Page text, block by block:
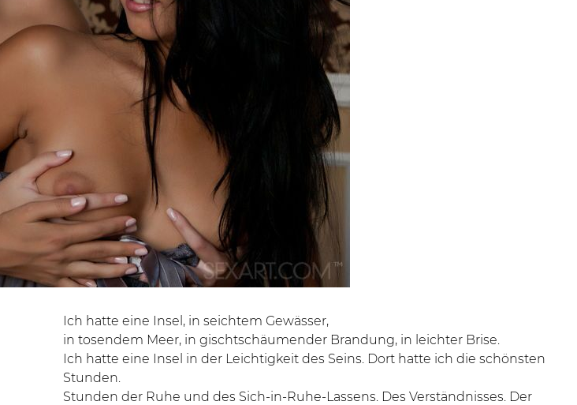
Ich hatte eine Insel, in seichtem Gewässer,
in tosendem Meer, in gischtschäumender Brandung, in leichter Brise.
Ich hatte eine Insel in der Leichtigkeit des Seins. Dort hatte ich die schönsten
Stunden.
Stunden der Ruhe und des Sich-in-Ruhe-Lassens. Des Verständnisses. Der